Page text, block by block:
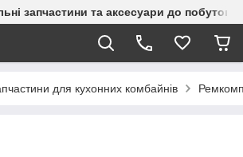
запчастини та аксесуари до побутової
для кухонних комбайнів